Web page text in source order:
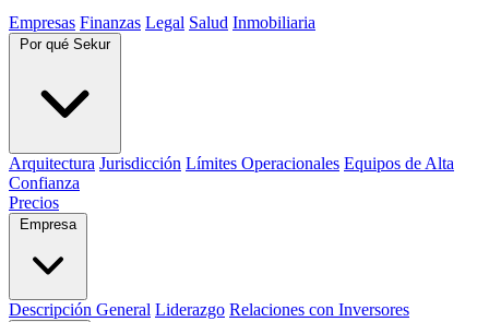
Empresas Finanzas Legal Salud Inmobiliaria
Por qué Sekur
Arquitectura Jurisdicción Límites Operacionales Equipos de Alta
Confianza
Precios
Empresa
Descripción General Liderazgo Relaciones con Inversores